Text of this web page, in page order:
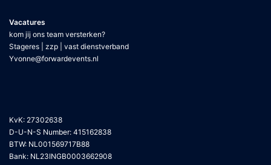
Vacatures
kom jij ons team versterken?
Stageres | zzp | vast dienstverband
Yvonne@forwardevents.nl
KvK: 27302638
D-U-N-S Number: 415162838
BTW: NL001569717B88
Bank: NL23INGB0003662908